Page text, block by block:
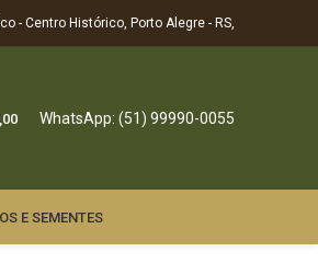
- Centro Histórico, Porto Alegre - RS,
WhatsApp: (51) 99990-0055
E SEMENTES